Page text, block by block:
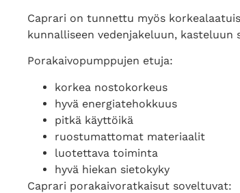
Caprari on tunnettu myös
kunnalliseen vedenjakeluun, kasteluun
Porakaivopumppujen etuja:
korkea nostokorkeus
hyvä energiatehokkuus
pitkä käyttöikä
ruostumattomat materiaalit
luotettava toiminta
hyvä hiekan sietokyky
Caprari porakaivoratkaisut soveltuvat: